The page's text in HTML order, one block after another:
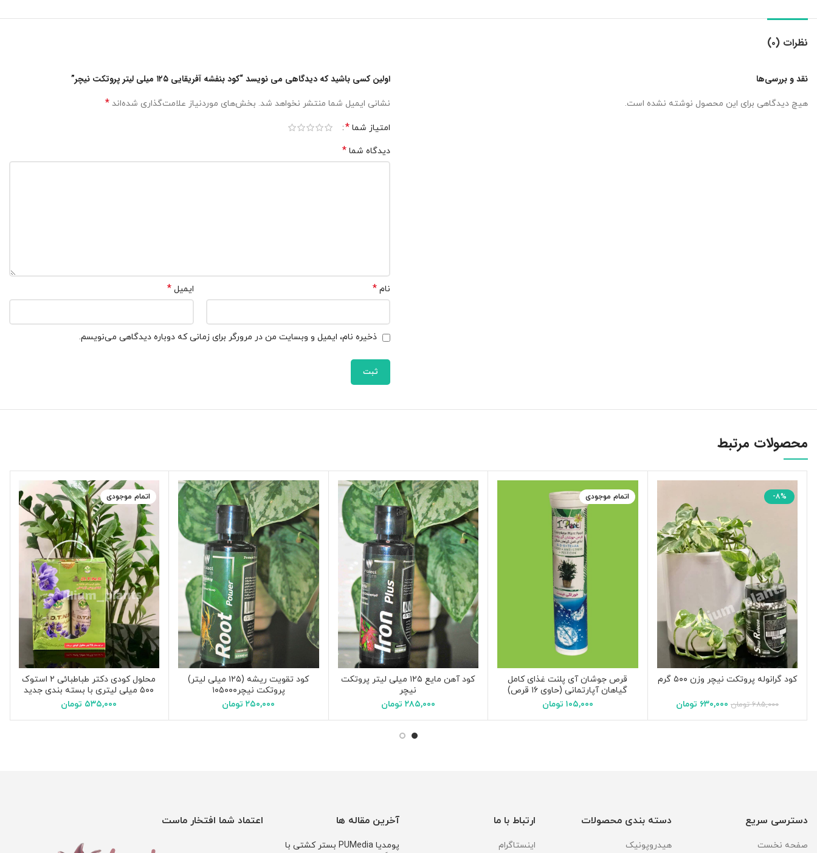
نظرات (۰)
نقد و بررسی‌ها
هیچ دیدگاهی برای این محصول نوشته نشده است.
اولین کسی باشید که دیدگاهی می نویسد “کود بنفشه آفریقایی ۱۲۵ میلی لیتر پروتکت نیچر”
نشانی ایمیل شما منتشر نخواهد شد. بخش‌های موردنیاز علامت‌گذاری شده‌اند *
امتیاز شما *
دیدگاه شما *
نام * ایمیل*
ذخیره نام، ایمیل و وبسایت من در مرورگر برای زمانی که دوباره دیدگاهی می‌نویسم.
محصولات مرتبط
-۸%
کود گرانوله پروتکت نیچر وزن ۵۰۰ گرم
۶۸۵,۰۰۰ تومان ۶۳۰,۰۰۰ تومان
اتمام موجودی
قرص جوشان آی پلنت غذای کامل
گیاهان آپارتمانی (حاوی ۱۶ قرص)
۱۰۵,۰۰۰ تومان
کود آهن مایع ۱۲۵ میلی لیتر پروتکت
نیچر
۲۸۵,۰۰۰ تومان
کود تقویت ریشه (۱۲۵ میلی لیتر)
پروتکت نیچر۱۰۵۰۰۰
۲۵۰,۰۰۰ تومان
اتمام موجودی
محلول کودی دکتر طباطبائی ۲ استوک
۵۰۰ میلی لیتری با بسته بندی جدید
۵۳۵,۰۰۰ تومان
دسترسی سریع
صفحه نخست
دسته بندی محصولات
هیدروپونیک
ارتباط با ما
اینستاگرام
آخرین مقاله ها
پومدیا PUMedia بستر کشتی با
اعتماد شما افتخار ماست